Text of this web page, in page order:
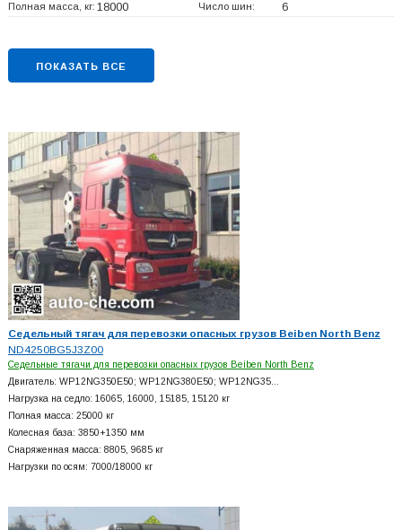
Полная масса, кг: 18000 Число шин: 6
ПОКАЗАТЬ ВСЕ
Седельный тягач для перевозки опасных грузов Beiben North Benz
ND4250BG5J3Z00
Седельные тягачи для перевозки опасных грузов Beiben North Benz
Двигатель: WP12NG350E50; WP12NG380E50; WP12NG35…
Нагрузка на седло: 16065, 16000, 15185, 15120 кг
Полная масса: 25000 кг
Колесная база: 3850+1350 мм
Снаряженная масса: 8805, 9685 кг
Нагрузки по осям: 7000/18000 кг